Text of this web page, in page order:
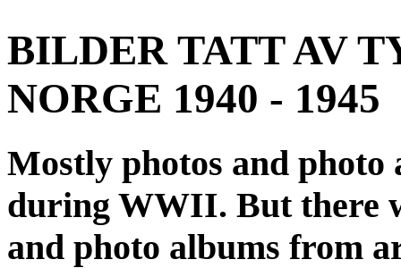
BILDER TATT AV
NORGE 1940 - 1945
Mostly photos and
during WWII. But there
and photo albums from